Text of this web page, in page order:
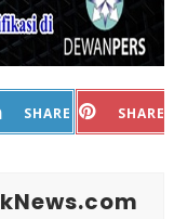
SHARE SHARE